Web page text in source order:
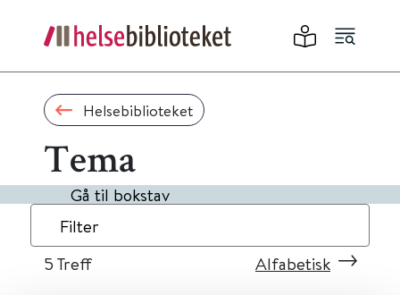
Helsebiblioteket
Tema
Gå til bokstav
Filter
5 Treff Alfabetisk